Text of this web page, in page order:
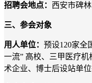
招聘会地点： 西安市碑
三、参会对象
用人单位： 预设120家全
一流” 高校、三甲医疗
术企业、博士后设站单位